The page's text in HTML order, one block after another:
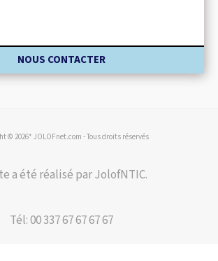
NOUS CONTACTER
© 2026* JOLOFnet.com - Tous droits réservés
a été réalisé par JolofNTIC.
Tél: 00 337 67 67 67 67